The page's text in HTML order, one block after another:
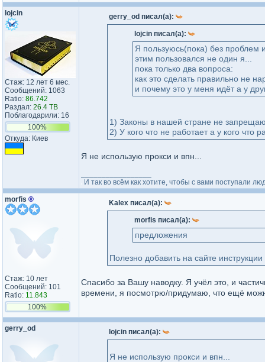
lojcin
Стаж: 12 лет 6 мес.
Сообщений: 1063
Ratio: 86.742
Раздал: 26.4 TB
Поблагодарили: 16
100%
Откуда: Киев
gerry_od писал(а):
lojcin писал(а):
Я пользуюсь(пока) без проблем
этим пользовался не один я...
пока только два вопроса:
как это сделать правильно не
и почему это у меня идёт а у
1) Законы в нашей стране не
2) У кого что не работает а у кого что
Я не использую прокси и впн...
И так во всём как хотите, чтобы с вами поступали
morfis ®
Стаж: 10 лет
Сообщений: 101
Ratio: 11.843
100%
Kalex писал(а):
morfis писал(а):
предложения
Полезно добавить на сайте
Спасибо за Вашу наводку. Я учёл это, и
времени, я посмотрю/придумаю, что ещё
gerry_od lojcin писал(а):
Я не использую прокси и впн...